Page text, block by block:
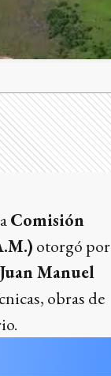
Comisión
otorgó por
Manuel
obras de